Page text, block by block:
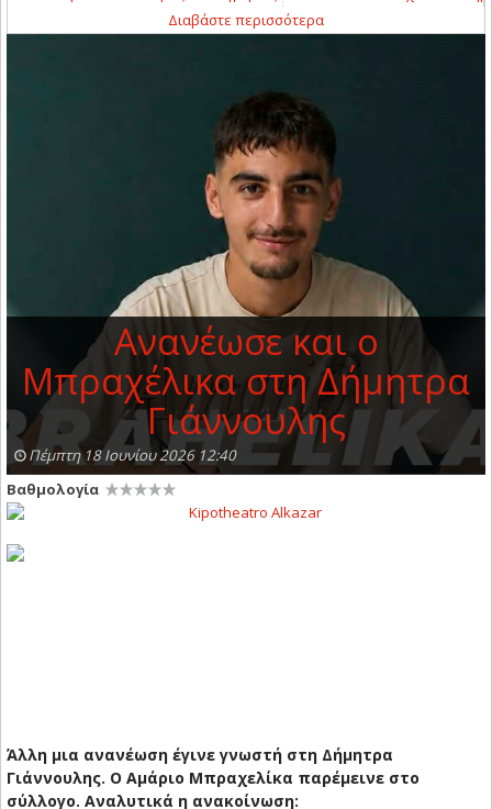
Διαβάστε περισσότερα
Ανανέωσε και ο
Μπραχέλικα στη Δήμητρα
Γιάννουλης
Πέμπτη 18 Ιουνίου 2026 12:40
Βαθμολογία
Άλλη μια ανανέωση έγινε γνωστή στη Δήμητρα
Γιάννουλης. Ο Αμάριο Μπραχελίκα παρέμεινε στο
σύλλογο. Αναλυτικά η ανακοίνωση: